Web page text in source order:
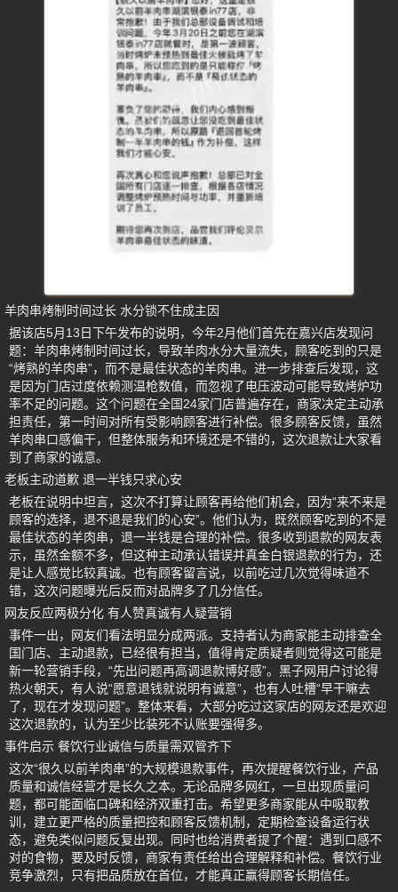
羊肉串烤制时间过长 水分锁不住成主因
据该店5月13日下午发布的说明，今年2月他们首先在嘉兴店发现问
题：羊肉串烤制时间过长，导致羊肉水分大量流失，顾客吃到的只是
“烤熟的羊肉串”，而不是最佳状态的羊肉串。进一步排查后发现，这
是因为门店过度依赖测温枪数值，而忽视了电压波动可能导致烤炉功
率不足的问题。这个问题在全国24家门店普遍存在，商家决定主动承
担责任，第一时间对所有受影响顾客进行补偿。很多顾客反馈，虽然
羊肉串口感偏干，但整体服务和环境还是不错的，这次退款让大家看
到了商家的诚意。
老板主动道歉 退一半钱只求心安
老板在说明中坦言，这次不打算让顾客再给他们机会，因为“来不来是
顾客的选择，退不退是我们的心安”。他们认为，既然顾客吃到的不是
最佳状态的羊肉串，退一半钱是合理的补偿。很多收到退款的网友表
示，虽然金额不多，但这种主动承认错误并真金白银退款的行为，还
是让人感觉比较真诚。也有顾客留言说，以前吃过几次觉得味道不
错，这次问题曝光后反而对品牌多了几分信任。
网友反应两极分化 有人赞真诚有人疑营销
事件一出，网友们看法明显分成两派。支持者认为商家能主动排查全
国门店、主动退款，已经很有担当，值得肯定质疑者则觉得这可能是
新一轮营销手段，“先出问题再高调退款博好感”。黑子网用户讨论得
热火朝天，有人说“愿意退钱就说明有诚意”，也有人吐槽“早干嘛去
了，现在才发现问题”。整体来看，大部分吃过这家店的网友还是欢迎
这次退款的，认为至少比装死不认账要强得多。
事件启示 餐饮行业诚信与质量需双管齐下
这次“很久以前羊肉串”的大规模退款事件，再次提醒餐饮行业，产品
质量和诚信经营才是长久之本。无论品牌多网红，一旦出现质量问
题，都可能面临口碑和经济双重打击。希望更多商家能从中吸取教
训，建立更严格的质量把控和顾客反馈机制，定期检查设备运行状
态，避免类似问题反复出现。同时也给消费者提了个醒：遇到口感不
对的食物，要及时反馈，商家有责任给出合理解释和补偿。餐饮行业
竞争激烈，只有把品质放在首位，才能真正赢得顾客长期信任。